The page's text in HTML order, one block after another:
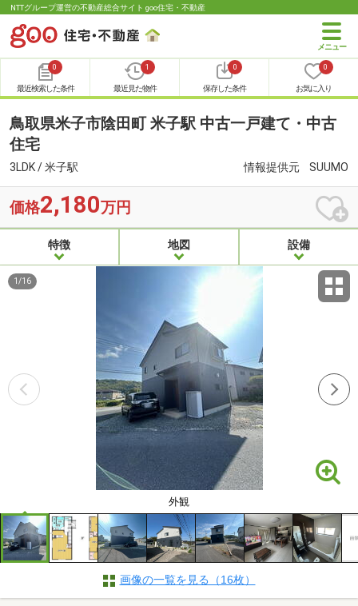
NTTグループ運営の不動産総合サイト goo住宅・不動産
0
最近検索した条件
1
最近見た物件
0
保存した条件
0
お気に入り
鳥取県米子市陰田町 米子駅 中古一戸建て・中古
住宅
3LDK / 米子駅 情報提供元 SUUMO
価格2,180万円
特徴 地図 設備
外観
1 /16
画像の一覧を見る（16枚）